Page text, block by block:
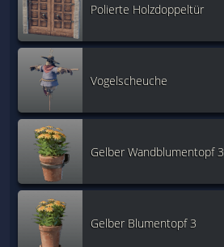
Polierte Holzdoppeltür
Vogelscheuche
Gelber Wandblumentopf 3
Gelber Blumentopf 3